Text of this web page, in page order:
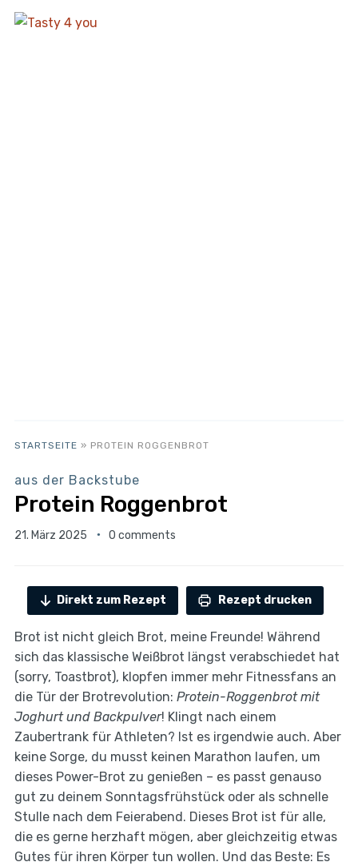
STARTSEITE » PROTEIN ROGGENBROT
aus der Backstube
Protein Roggenbrot
21. März 2025 0 comments
Direkt zum Rezept Rezept drucken
Brot ist nicht gleich Brot, meine Freunde! Während
sich das klassische Weißbrot längst verabschiedet hat
(sorry, Toastbrot), klopfen immer mehr Fitnessfans an
die Tür der Brotrevolution: Protein-Roggenbrot mit
Joghurt und Backpulver! Klingt nach einem
Zaubertrank für Athleten? Ist es irgendwie auch. Aber
keine Sorge, du musst keinen Marathon laufen, um
dieses Power-Brot zu genießen – es passt genauso
gut zu deinem Sonntagsfrühstück oder als schnelle
Stulle nach dem Feierabend. Dieses Brot ist für alle,
die es gerne herzhaft mögen, aber gleichzeitig etwas
Gutes für ihren Körper tun wollen. Und das Beste: Es